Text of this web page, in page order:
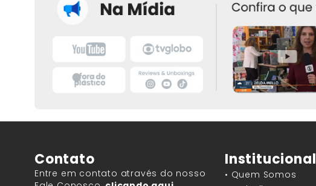
Contato
Entre em contato através do nosso
Institucional
• Quem Somos